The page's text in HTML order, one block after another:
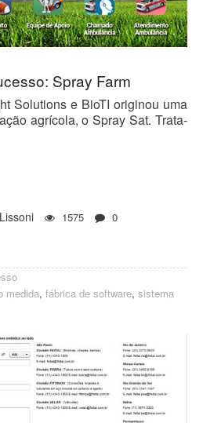
Spray Farm
Solutions e BioTI originou uma
agrícola, o Spray Sat. Trata-
1575 0
medida, fábrica de software, sistema